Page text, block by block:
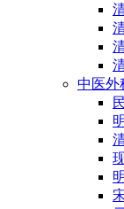
中医外